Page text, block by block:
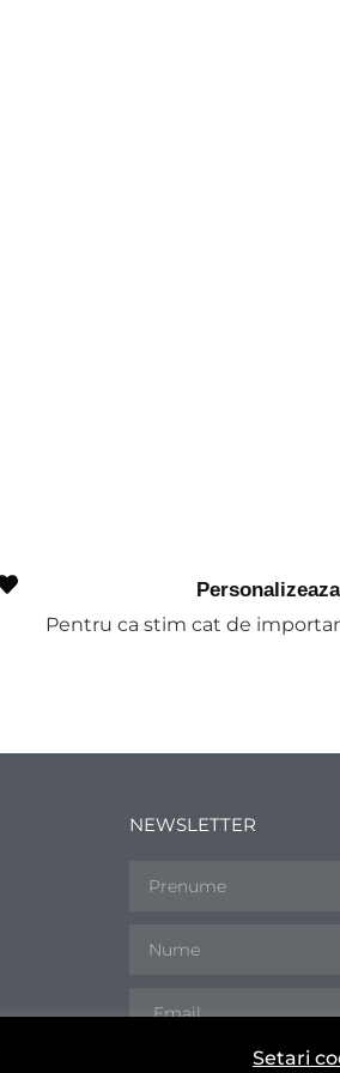
Personalizeaza
Pentru ca stim cat de
NEWSLETTER
Setari